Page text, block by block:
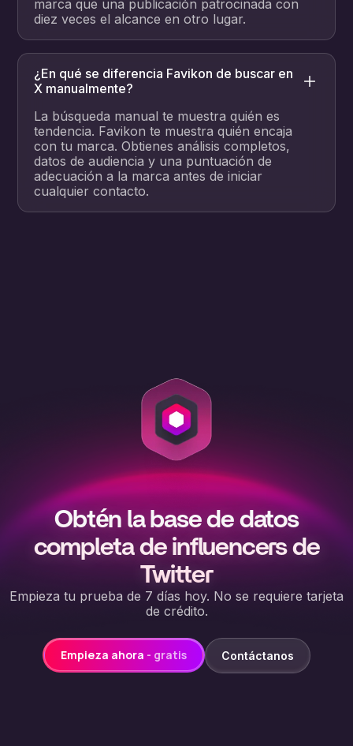
marca que una publicación patrocinada con
diez veces el alcance en otro lugar.
¿En qué se diferencia Favikon de buscar en
X manualmente?
La búsqueda manual te muestra quién es
tendencia. Favikon te muestra quién encaja
con tu marca. Obtienes análisis completos,
datos de audiencia y una puntuación de
adecuación a la marca antes de iniciar
cualquier contacto.
Obtén la base de datos
completa de influencers de
Twitter
Empieza tu prueba de 7 días hoy. No se requiere tarjeta
de crédito.
Empieza ahora - gratis Contáctanos